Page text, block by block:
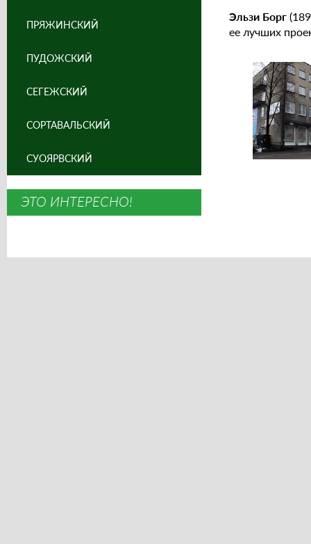
Эльзи Борг
ее лучших
ПРЯЖИНСКИЙ
ПУДОЖСКИЙ
СЕГЕЖСКИЙ
СОРТАВАЛЬСКИЙ
СУОЯРВСКИЙ
ЭТО ИНТЕРЕСНО!